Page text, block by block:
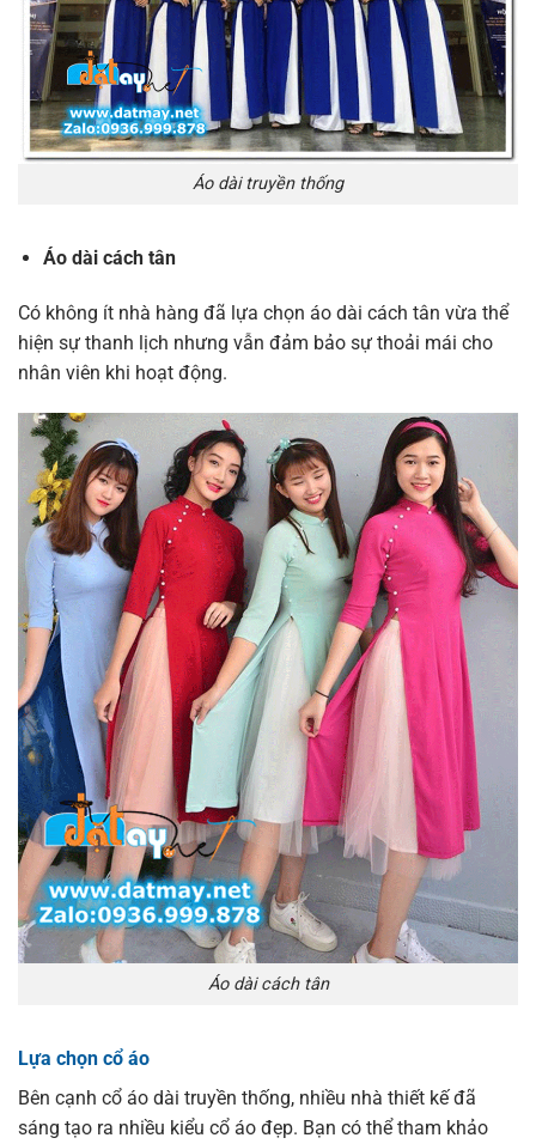
Áo dài truyền thống
Áo dài cách tân
Có không ít nhà hàng đã lựa chọn áo dài cách tân vừa thể
hiện sự thanh lịch nhưng vẫn đảm bảo sự thoải mái cho
nhân viên khi hoạt động.
Áo dài cách tân
Lựa chọn cổ áo
Bên cạnh cổ áo dài truyền thống, nhiều nhà thiết kế đã
sáng tạo ra nhiều kiểu cổ áo đẹp. Bạn có thể tham khảo